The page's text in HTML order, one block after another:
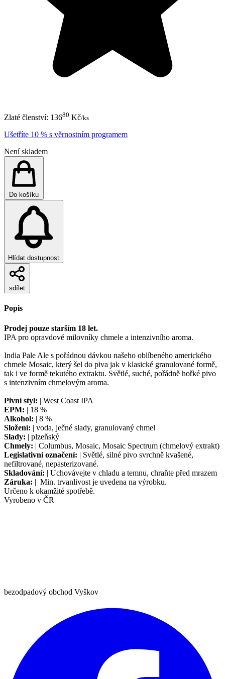
Zlaté členství: 13680 Kč/ks
Ušetříte 10 % s věrnostním programem
Není skladem
Do košíku
Hlídat dostupnost
sdílet
Popis
Prodej pouze starším 18 let.
IPA pro opravdové milovníky chmele a intenzivního aroma.
India Pale Ale s pořádnou dávkou našeho oblíbeného amerického
chmele Mosaic, který šel do piva jak v klasické granulované formě,
tak i ve formě tekutého extraktu. Světlé, suché, pořádně hořké pivo
s intenzivním chmelovým aroma.
Pivní styl: | West Coast IPA
EPM: | 18 %
Alkohol: | 8 %
Složení: | voda, ječné slady, granulovaný chmel
Slady: | plzeňský
Chmely: | Columbus, Mosaic, Mosaic Spectrum (chmelový extrakt)
Legislativní označení: | Světlé, silné pivo svrchně kvašené,
nefiltrované, nepasterizované.
Skladování: | Uchovávejte v chladu a temnu, chraňte před mrazem
Záruka: | Min. trvanlivost je uvedena na výrobku.
Určeno k okamžité spotřebě.
Vyrobeno v ČR
bezodpadový obchod Vyškov